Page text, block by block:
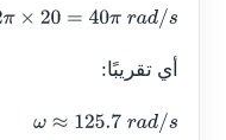
=40πr ad /s
أي تقريبًا:
ω ≈125.7ra d/s